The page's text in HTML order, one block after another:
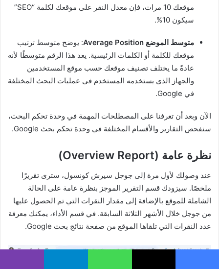
موقعك 10 مرات، فإن معدل النقر على موقعك لكلمة “SEO”
سيكون 10%.
متوسط ​​الموضع Average Position
: يوضح متوسط ​​ترتيب
موقعك للكلمة أو الكلمات الرئيسية. يعد هذا الرقم متوسطًا لأنه
عادةً ما يختلف تصنيف موقعك حسب موقع المستخدمين
والجهاز الذي يستخدمه المستخدم في عمليات البحث المختلفة
في Google.
الآن وبعد أن تعرفنا على المصطلحات المهمة في وحدة تحكم البحث،
سنفحص التقارير والأقسام المختلفة في وحدة تحكم بحث Google.
نظرة عامة (Overview Report)
عند وصولك لأول مرة إلى جوجل سيرش كونسول، سترى تقريرًا
ملخصًا. سيزودك قسم التقرير الموجز بنظرة عامة على الحالة
الشاملة للموقع بالإضافة إلى مقدار النقرات التي تم الحصول عليها
من جوجل خلال الأشهر الثلاثة السابقة. في قسم الأداء، يمكنك معرفة
عدد النقرات التي تلقاها الموقع من صفحة نتائج بحث Google.